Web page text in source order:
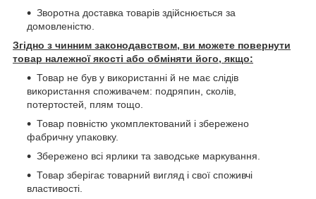
Зворотна доставка товарів здійснюється за
домовленістю.
Згідно з чинним законодавством, ви можете повернути
товар належної якості або обміняти його, якщо:
Товар не був у використанні й не має слідів
використання споживачем: подряпин, сколів,
потертостей, плям тощо.
Товар повністю укомплектований і збережено
фабричну упаковку.
Збережено всі ярлики та заводське маркування.
Товар зберігає товарний вигляд і свої споживчі
властивості.